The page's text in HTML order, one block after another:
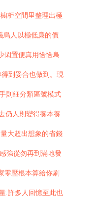
柜空間里整理出極
烏人以極低廉的價
閑置便真用恰恰烏
到妥合也做到。現
則細分類區號模式
仍人則變得養本養
大超出想象的省錢
強從勿再到滿地發
零壓根本算給你刷
.許多人回憶至此也